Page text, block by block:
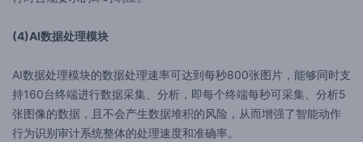
(4)AI数据处理模块
AI数据处理模块的数据处理速率可达到每秒800张图片，能够同时支
持160台终端进行数据采集、分析，即每个终端每秒可采集、分析5
张图像的数据，且不会产生数据堆积的风险，从而增强了智能动作
行为识别审计系统整体的处理速度和准确率。